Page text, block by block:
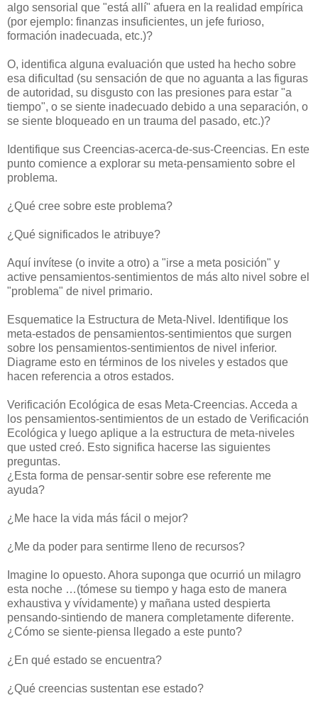
algo sensorial que "está allí" afuera en la realidad empírica
(por ejemplo: finanzas insuficientes, un jefe furioso,
formación inadecuada, etc.)?
O, identifica alguna evaluación que usted ha hecho sobre
esa dificultad (su sensación de que no aguanta a las figuras
de autoridad, su disgusto con las presiones para estar "a
tiempo", o se siente inadecuado debido a una separación, o
se siente bloqueado en un trauma del pasado, etc.)?
Identifique sus Creencias-acerca-de-sus-Creencias. En este
punto comience a explorar su meta-pensamiento sobre el
problema.
¿Qué cree sobre este problema?
¿Qué significados le atribuye?
Aquí invítese (o invite a otro) a "irse a meta posición" y
active pensamientos-sentimientos de más alto nivel sobre el
"problema" de nivel primario.
Esquematice la Estructura de Meta-Nivel. Identifique los
meta-estados de pensamientos-sentimientos que surgen
sobre los pensamientos-sentimientos de nivel inferior.
Diagrame esto en términos de los niveles y estados que
hacen referencia a otros estados.
Verificación Ecológica de esas Meta-Creencias. Acceda a
los pensamientos-sentimientos de un estado de Verificación
Ecológica y luego aplique a la estructura de meta-niveles
que usted creó. Esto significa hacerse las siguientes
preguntas.
¿Esta forma de pensar-sentir sobre ese referente me
ayuda?
¿Me hace la vida más fácil o mejor?
¿Me da poder para sentirme lleno de recursos?
Imagine lo opuesto. Ahora suponga que ocurrió un milagro
esta noche …(tómese su tiempo y haga esto de manera
exhaustiva y vívidamente) y mañana usted despierta
pensando-sintiendo de manera completamente diferente.
¿Cómo se siente-piensa llegado a este punto?
¿En qué estado se encuentra?
¿Qué creencias sustentan ese estado?